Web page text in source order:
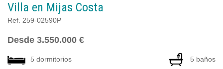
Villa en Mijas Costa
Ref. 259-02590P
Desde 3.550.000 €
5 dormitorios 5 baños